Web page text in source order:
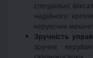
спеціальні
надійного
керуючих
Зручність
зручне